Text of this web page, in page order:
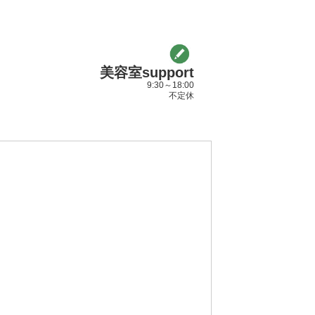
美容室support
9:30～18:00
不定休